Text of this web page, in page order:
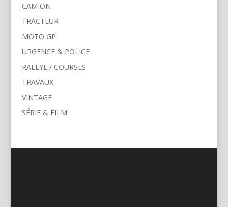
CAMION
TRACTEUR
MOTO GP
URGENCE & POLICE
RALLYE / COURSES
TRAVAUX
VINTAGE
SÉRIE & FILM